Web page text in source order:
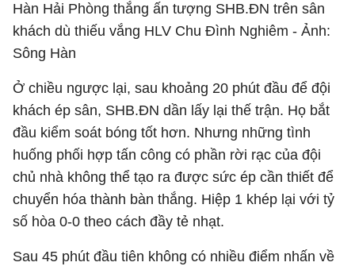
Hàn Hải Phòng thắng ấn tượng SHB.ĐN trên sân
khách dù thiếu vắng HLV Chu Đình Nghiêm - Ảnh:
Sông Hàn
Ở chiều ngược lại, sau khoảng 20 phút đầu để đội
khách ép sân, SHB.ĐN dần lấy lại thế trận. Họ bắt
đầu kiểm soát bóng tốt hơn. Nhưng những tình
huống phối hợp tấn công có phần rời rạc của đội
chủ nhà không thể tạo ra được sức ép cần thiết để
chuyển hóa thành bàn thắng. Hiệp 1 khép lại với tỷ
số hòa 0-0 theo cách đầy tẻ nhạt.
Sau 45 phút đầu tiên không có nhiều điểm nhấn về